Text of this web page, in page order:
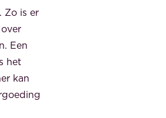
Zo is er
Een
het
kan